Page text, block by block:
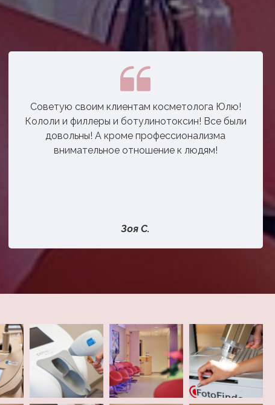
Советую своим клиентам косметолога Юлю!
Кололи и филлеры и ботулинотоксин! Все были
довольны! А кроме профессионализма
внимательное отношение к людям!
Зоя С.